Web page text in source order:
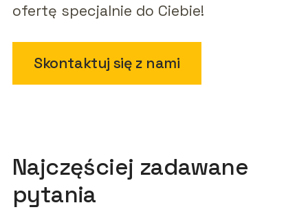
ofertę specjalnie do Ciebie!
Skontaktuj się z nami
Najczęściej zadawane
pytania